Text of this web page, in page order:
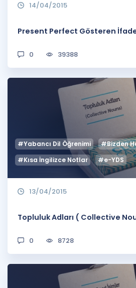
14/04/2015
Present Perfect Gösteren
0 39388
#Yabancı Dil Öğrenimi
#Bizden
#Kısa İngilizce Notlar
#e-YDS
13/04/2015
Topluluk Adları ( Collective
0 8728